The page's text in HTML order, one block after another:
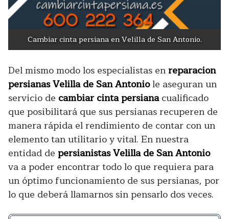
Cambiar cinta persiana en Velilla de San Antonio.
Del mismo modo los especialistas enreparacion
persianas Velilla de San Antoniole aseguran un
servicio de cambiar cinta persianacualificado
que posibilitará que sus persianas recuperen de
manera rápida el rendimiento de contar con un
elemento tan utilitario y vital. En nuestra
entidad de persianistas Velilla de San Antonio
va a poder encontrar todo lo que requiera para
un óptimo funcionamiento de sus persianas, por
lo que deberá llamarnos sin pensarlo dos veces.